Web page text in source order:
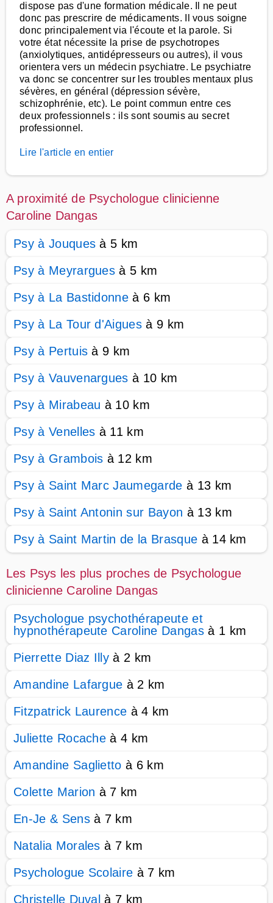
dispose pas d'une formation médicale. Il ne peut
donc pas prescrire de médicaments. Il vous soigne
donc principalement via l'écoute et la parole. Si
votre état nécessite la prise de psychotropes
(anxiolytiques, antidépresseurs ou autres), il vous
orientera vers un médecin psychiatre. Le psychiatre
va donc se concentrer sur les troubles mentaux plus
sévères, en général (dépression sévère,
schizophrénie, etc). Le point commun entre ces
deux professionnels : ils sont soumis au secret
professionnel.
Lire l'article en entier
A proximité de Psychologue clinicienne
Caroline Dangas
Psy à Jouques à 5 km
Psy à Meyrargues à 5 km
Psy à La Bastidonne à 6 km
Psy à La Tour d'Aigues à 9 km
Psy à Pertuis à 9 km
Psy à Vauvenargues à 10 km
Psy à Mirabeau à 10 km
Psy à Venelles à 11 km
Psy à Grambois à 12 km
Psy à Saint Marc Jaumegarde à 13 km
Psy à Saint Antonin sur Bayon à 13 km
Psy à Saint Martin de la Brasque à 14 km
Les Psys les plus proches de Psychologue
clinicienne Caroline Dangas
Psychologue psychothérapeute et
hypnothérapeute Caroline Dangasà 1 km
Pierrette Diaz Illy à 2 km
Amandine Lafargue à 2 km
Fitzpatrick Laurence à 4 km
Juliette Rocache à 4 km
Amandine Saglietto à 6 km
Colette Marion à 7 km
En-Je & Sensà 7 km
Natalia Morales à 7 km
Psychologue Scolaire à 7 km
Christelle Duval à 7 km